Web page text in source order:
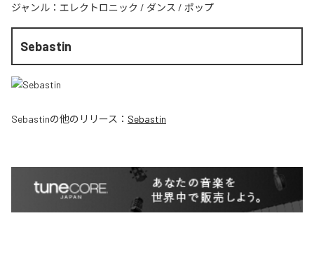
ジャンル： エレクトロニック / ダンス / ポップ
Sebastin
Sebastinの他のリリース： Sebastin